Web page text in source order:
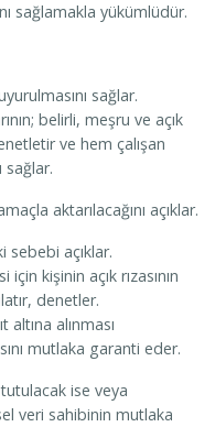
sağlamakla yükümlüdür.
sağlar.
belirli, meşru ve açık
ve hem çalışan
sağlar.
aktarılacağını açıklar.
açıklar.
kişinin açık rızasının
denetler.
alınması
mutlaka garanti eder.
ise veya
veri sahibinin mutlaka